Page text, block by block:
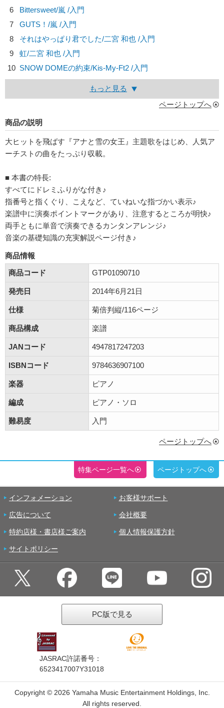
6
Bittersweet/嵐 /入門
7
GUTS！/嵐 /入門
8
それはやっぱり君でした/二宮 和也 /入門
9
虹/二宮 和也 /入門
10 SNOW DOMEの約束/Kis-My-Ft2 /入門
もっと見る
ページトップへ
商品の説明
大ヒットを飛ばす『アナと雪の女王』主題歌をはじめ、人気ア
ーチストの曲をたっぷり収載。
■ 本書の特長:
すべてにドレミふりがな付き♪
指番号と指くぐり、こえなど、ていねいな指づかい表示♪
楽譜中に演奏ポイントマークがあり、注意するところが明快♪
両手ともに単音で演奏できるカンタンアレンジ♪
音楽の基礎知識の充実解説ページ付き♪
商品情報
商品コード
GTP01090710
発売日 2014年6月21日
仕様 菊倍判縦/116ページ
商品構成 楽譜
JANコード 4947817247203
ISBNコード 9784636907100
楽器 ピアノ
編成 ピアノ・ソロ
難易度 入門
ページトップへ
特集ページ一覧へ ページトップへ
インフォメーション お客様サポート
広告について 会社概要
特約店様・書店様ご案内 個人情報保護方針
サイトポリシー
PC版で見る
JASRAC許諾番号：
6523417007Y31018
Copyright © 2026 Yamaha Music Entertainment Holdings, Inc.
All rights reserved.